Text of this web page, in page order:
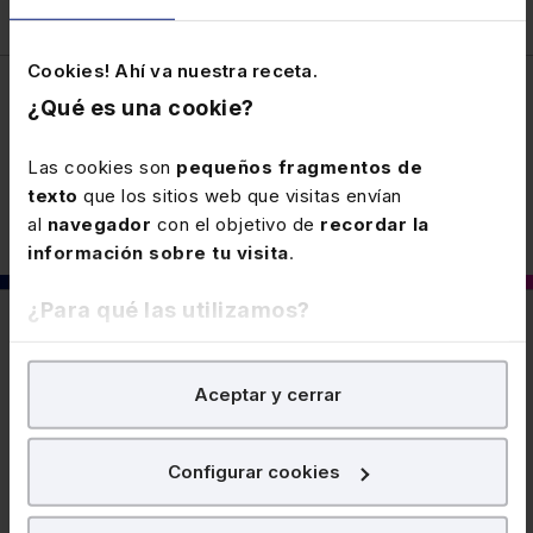
Cookies! Ahí va nuestra receta.
¿Qué es una cookie?
Las cookies son pequeños fragmentos de
texto que los sitios web que visitas envían
al navegador con el objetivo de recordar la
información sobre tu visita.
¿Para qué las utilizamos?
En Lefebvre utilizamos las cookies confines
para tratar demejorar tu experiencia
nuestra página web. También con fines publicitarios,
Aceptar y cerrar
Configurar cookies
También puede interesarte
17 FEBRERO 2026
Precios medios en el mercado para